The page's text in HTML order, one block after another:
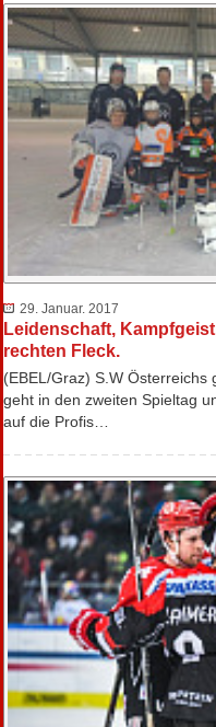
29. Januar. 2017
Leidenschaft,
rechten Fleck.
(EBEL/Graz) S.W
geht in den zweiten Spieltag
auf die Profis…